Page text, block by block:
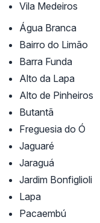
Vila Medeiros
Água Branca
Bairro do Limão
Barra Funda
Alto da Lapa
Alto de Pinheiros
Butantã
Freguesia do Ó
Jaguaré
Jaraguá
Jardim Bonfiglioli
Lapa
Pacaembú